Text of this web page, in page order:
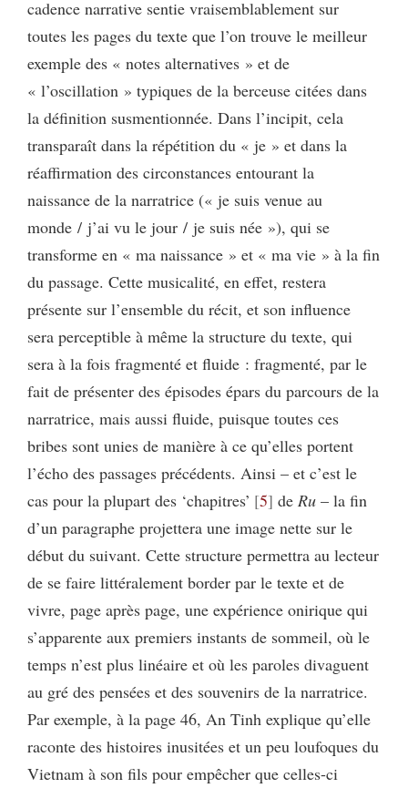
cadence narrative sentie vraisemblablement sur
toutes les pages du texte que l’on trouve le meilleur
exemple des « notes alternatives » et de
« l’oscillation » typiques de la berceuse citées dans
la définition susmentionnée. Dans l’incipit, cela
transparaît dans la répétition du « je » et dans la
réaffirmation des circonstances entourant la
naissance de la narratrice (« je suis venue au
monde / j’ai vu le jour / je suis née »), qui se
transforme en « ma naissance » et « ma vie » à la fin
du passage. Cette musicalité, en effet, restera
présente sur l’ensemble du récit, et son influence
sera perceptible à même la structure du texte, qui
sera à la fois fragmenté et fluide : fragmenté, par le
fait de présenter des épisodes épars du parcours de la
narratrice, mais aussi fluide, puisque toutes ces
bribes sont unies de manière à ce qu’elles portent
l’écho des passages précédents. Ainsi – et c’est le
cas pour la plupart des ‘chapitres’ 5 de Ru– la fin
d’un paragraphe projettera une image nette sur le
début du suivant. Cette structure permettra au lecteur
de se faire littéralement border par le texte et de
vivre, page après page, une expérience onirique qui
s’apparente aux premiers instants de sommeil, où le
temps n’est plus linéaire et où les paroles divaguent
au gré des pensées et des souvenirs de la narratrice.
Par exemple, à la page 46, An Tinh explique qu’elle
raconte des histoires inusitées et un peu loufoques du
Vietnam à son fils pour empêcher que celles-ci